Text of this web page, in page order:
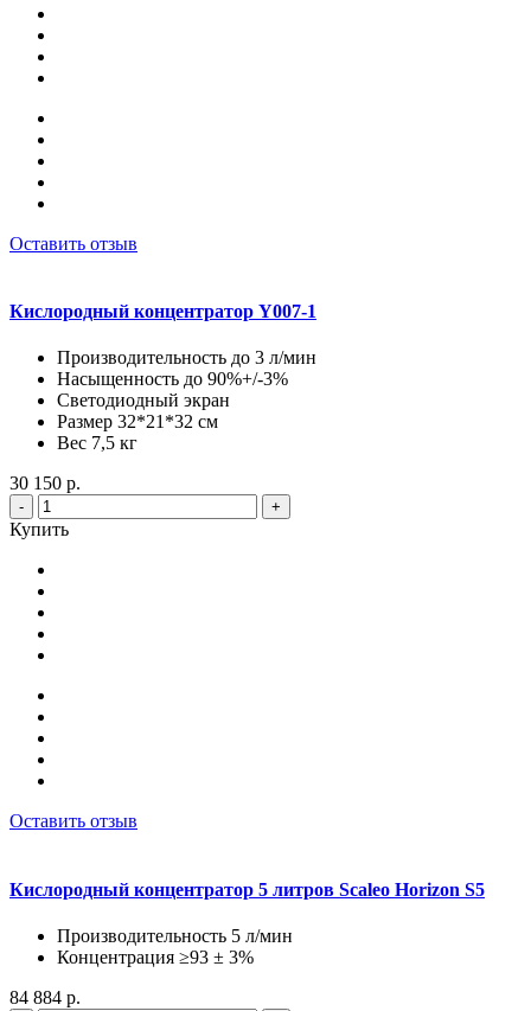
Оставить отзыв
Кислородный концентратор Y007-1
Производительность до 3 л/мин
Насыщенность до 90%+/-3%
Светодиодный экран
Размер 32*21*32 см
Вес 7,5 кг
30 150 р.
- +
Купить
Оставить отзыв
Кислородный концентратор 5 литров Scaleo Horizon S5
Производительность 5 л/мин
Концентрация ≥93 ± 3%
84 884 р.